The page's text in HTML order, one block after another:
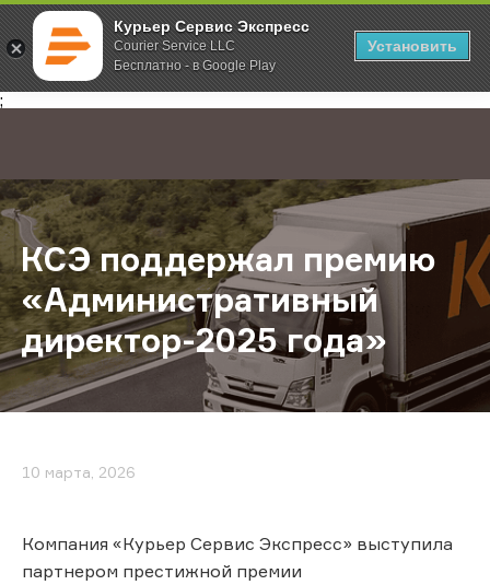
Курьер Сервис Экспресс
Courier Service LLC
Бесплатно - в Google Play
Установить
;
Главная О компании Новости КСЭ поддержал премию
КСЭ поддержал премию
«Административный
директор-2025 года»
10 марта, 2026
Компания «Курьер Сервис Экспресс» выступила
партнером престижной премии